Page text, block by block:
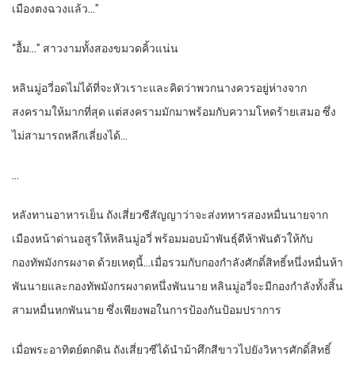
เมืองตงฉวงแล้ว…”
“อื้ม…” สาวงามทั้งสองขมวดคิ้วแน่น
หลินมู่อวี่อดไม่ได้ที่จะหัวเราะและคิดว่าพวกนางควรอยู่ห่างจาก
สงครามให้มากที่สุด แต่สงครามมักมาพร้อมกับความโหดร้ายเสมอ ซึ่ง
ไม่สามารถหลีกเลี่ยงได้…
…
หลังทานอาหารเย็น ถังเสี่ยวซีสัญญาว่าจะส่งทหารสองหมื่นนายจาก
เมืองหน้าด่านอสูรให้หลินมู่อวี่ พร้อมมอบม้าพันธุ์ดีห้าพันตัวให้กับ
กองทัพมังกรผงาด ด้วยเหตุนี้…เมื่อรวมกับกองกำลังศักดิ์สิทธิ์หนึ่งหมื่นห้า
พันนายและกองทัพมังกรผงาดหนึ่งพันนาย หลินมู่อวี่จะมีกองกำลังทั้งสิ้น
สามหมื่นหกพันนาย ซึ่งเพียงพอในการป้องกันป้อมปราการ
เมื่อพระอาทิตย์ตกดิน ถังเสี่ยวซีได้นำม้าศึกสีขาวไปยังวิหารศักดิ์สิทธิ์